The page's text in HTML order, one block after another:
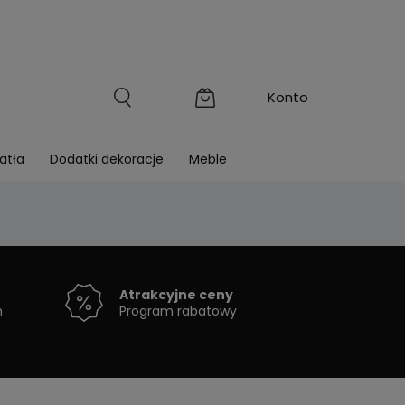
Dodatki dekoracje Meble
Atrakcyjne ceny
Program rabatowy